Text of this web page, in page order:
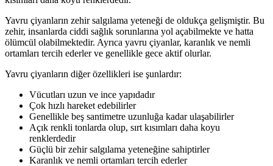
Yavru çiyanların zehir salgılama yeteneği de oldukça gelişmiştir. Bu
zehir, insanlarda ciddi sağlık sorunlarına yol açabilmekte ve hatta
ölümcül olabilmektedir. Ayrıca yavru çiyanlar, karanlık ve nemli
ortamları tercih ederler ve genellikle gece aktif olurlar.
Yavru çiyanların diğer özellikleri ise şunlardır:
Vücutları uzun ve ince yapıdadır
Çok hızlı hareket edebilirler
Genellikle beş santimetre uzunluğa kadar ulaşabilirler
Açık renkli tonlarda olup, sırt kısımları daha koyu
renklerdedir
Güçlü bir zehir salgılama yeteneğine sahiptirler
Karanlık ve nemli ortamları tercih ederler